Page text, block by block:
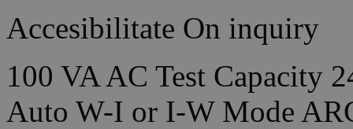
Accesibilitate On inquiry
100 VA AC Test Capacity
Auto W-I or I-W Mode